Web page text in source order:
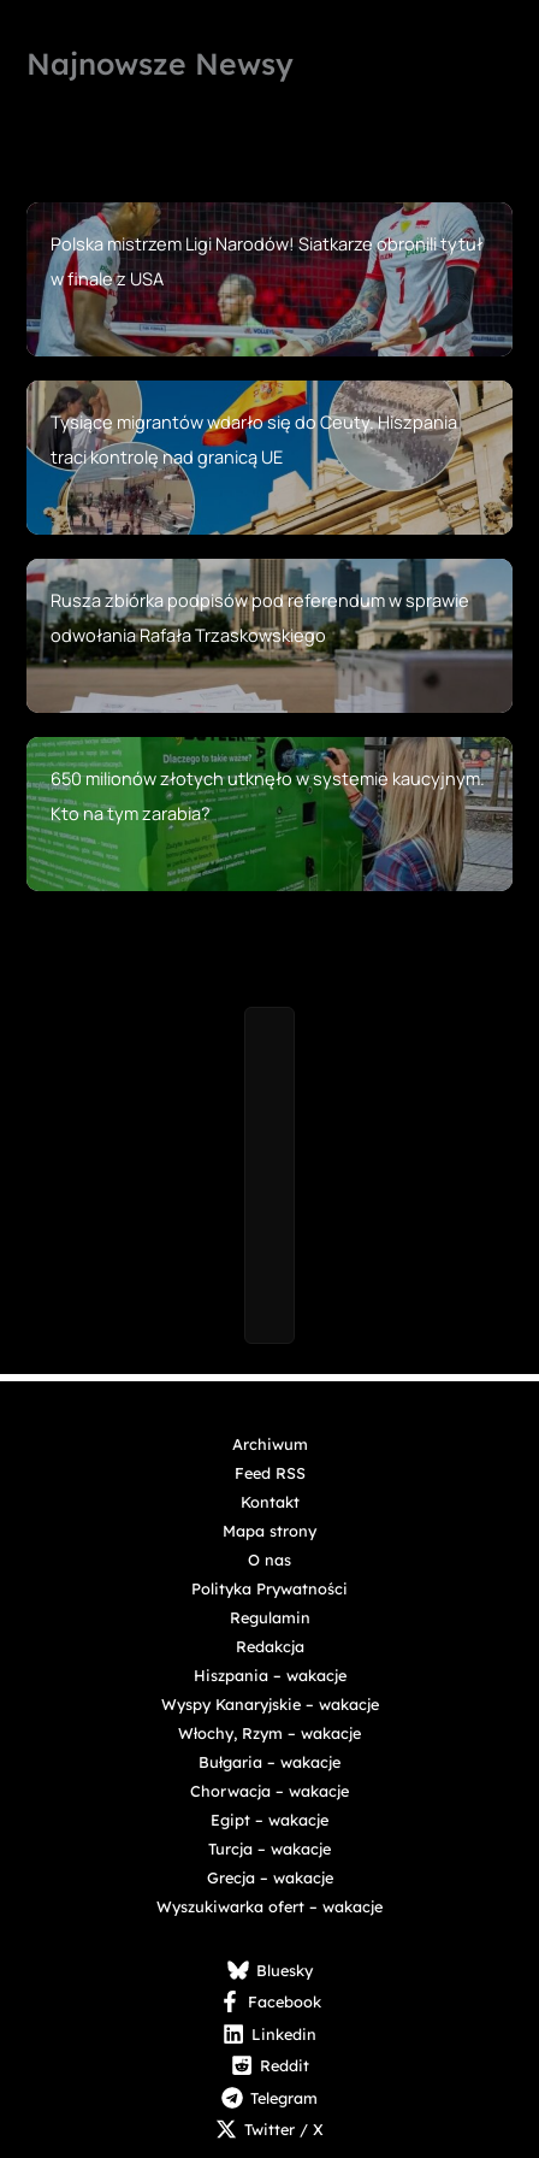
Najnowsze Newsy
Polska mistrzem Ligi Narodów! Siatkarze obronili tytuł
w finale z USA
Tysiące migrantów wdarło się do Ceuty. Hiszpania
traci kontrolę nad granicą UE
Rusza zbiórka podpisów pod referendum w sprawie
odwołania Rafała Trzaskowskiego
650 milionów złotych utknęło w systemie kaucyjnym.
Kto na tym zarabia?
Archiwum
Feed RSS
Kontakt
Mapa strony
O nas
Polityka Prywatności
Regulamin
Redakcja
Hiszpania – wakacje
Wyspy Kanaryjskie – wakacje
Włochy, Rzym – wakacje
Bułgaria – wakacje
Chorwacja – wakacje
Egipt – wakacje
Turcja – wakacje
Grecja – wakacje
Wyszukiwarka ofert – wakacje
Bluesky
Facebook
Linkedin
Reddit
Telegram
Twitter / X